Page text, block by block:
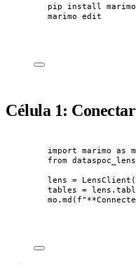
pip install marimo
marimo edit
Célula 1:
import marimo as
from dataspoc_lens
lens = LensClient
tables = lens.
mo. md ( f